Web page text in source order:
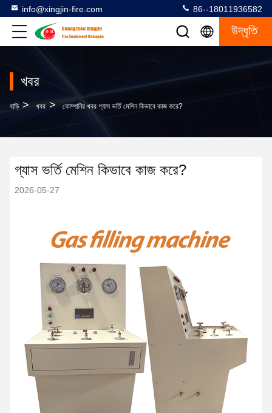
info@xingjin-fire.com 86--18011936582
উদ্ধৃতি
খবর
বাড়ি > খবর > কোম্পানির খবর গ্যাস ভর্তি মেশিন কিভাবে কাজ করে?
গ্যাস ভর্তি মেশিন কিভাবে কাজ করে?
2026-05-27